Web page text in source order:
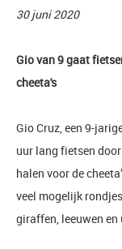
30 juni 2020
Gio van 9 gaat
cheeta's
Gio Cruz, een 9-
uur lang fietsen
halen voor de
veel mogelijk
giraffen, leeuwen en